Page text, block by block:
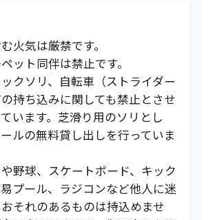
火気は厳禁です。
ット同伴は禁止です。
クソリ、自転車（ストライダー
持ち込みに関しても禁止とさせ
います。芝滑り用のソリとし
ルの無料貸し出しを行っていま
野球、スケートボード、キック
プール、ラジコンなど他人に迷
それのあるものは持込めませ